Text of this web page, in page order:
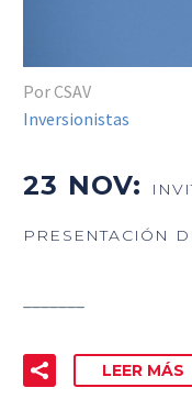
Por CSAV
Inversionistas
23 NOV:
PRESENTACIÓN
LEER MÁS